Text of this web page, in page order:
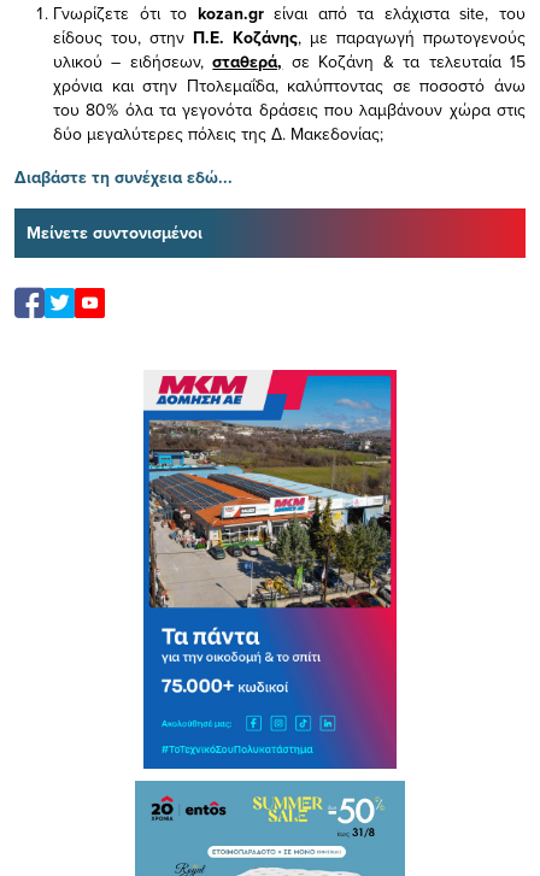
Γνωρίζετε ότι το kozan.gr είναι από τα ελάχισταsite, του
είδους του, στην Π.Ε. Κοζάνης, με παραγωγή πρωτογενούς
υλικού – ειδήσεων,σταθερά, σε Κοζάνη & τα τελευταία 15
χρόνια και στην Πτολεμαΐδα, καλύπτοντας σε ποσοστό άνω
του 80% όλα τα γεγονότα δράσεις που λαμβάνουν χώρα στις
δύο μεγαλύτερες πόλεις της Δ. Μακεδονίας;
Διαβάστε τη συνέχεια εδώ...
Μείνετε συντονισμένοι